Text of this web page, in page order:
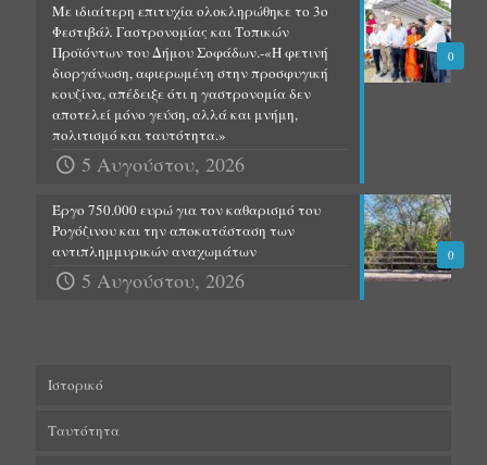
0
Με ιδιαίτερη επιτυχία ολοκληρώθηκε το 3ο
Φεστιβάλ Γαστρονομίας και Τοπικών
Προϊόντων του Δήμου Σοφάδων.-«Η φετινή
διοργάνωση, αφιερωμένη στην προσφυγική
κουζίνα, απέδειξε ότι η γαστρονομία δεν
αποτελεί μόνο γεύση, αλλά και μνήμη,
πολιτισμό και ταυτότητα.»
5 Αυγούστου, 2026
0
Έργο 750.000 ευρώ για τον καθαρισμό του
Ρογόζινου και την αποκατάσταση των
αντιπλημμυρικών αναχωμάτων
5 Αυγούστου, 2026
Ιστορικό
Ταυτότητα